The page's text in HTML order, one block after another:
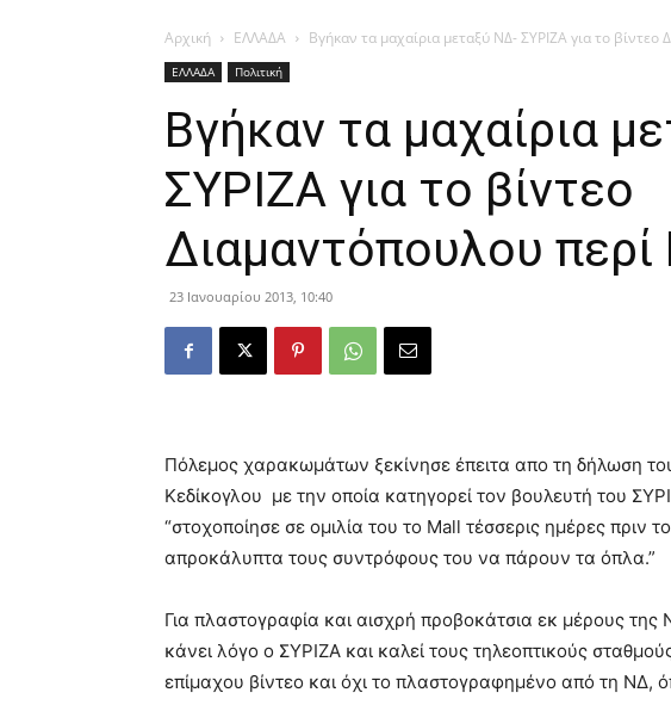
Αρχική ΕΛΛΑΔΑ Βγήκαν τα μαχαίρια μεταξύ ΝΔ- ΣΥΡΙΖΑ για το βίντεο
ΕΛΛΑΔΑ Πολιτική
Βγήκαν τα μαχαίρια
ΣΥΡΙΖΑ για το βίντεο
Διαμαντόπουλου περί
23 Ιανουαρίου 2013, 10:40
Πόλεμος χαρακωμάτων ξεκίνησε έπειτα απο τη δήλωση
Κεδίκογλου με την οποία κατηγορεί τον βουλευτή του
“στοχοποίησε σε ομιλία του το Mall τέσσερις ημέρες πριν
απροκάλυπτα τους συντρόφους του να πάρουν τα όπλα.”
Για πλαστογραφία και αισχρή προβοκάτσια εκ μέρους της
κάνει λόγο ο ΣΥΡΙΖΑ και καλεί τους τηλεοπτικούς
επίμαχου βίντεο και όχι το πλαστογραφημένο από τη ΝΔ,